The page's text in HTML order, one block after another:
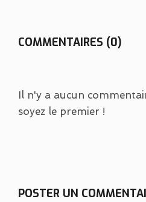
COMMENTAIRES (0)
Il n'y a aucun
soyez le premier !
POSTER UN